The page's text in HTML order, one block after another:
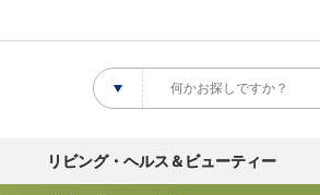
リビング・ヘルス＆ビューティー